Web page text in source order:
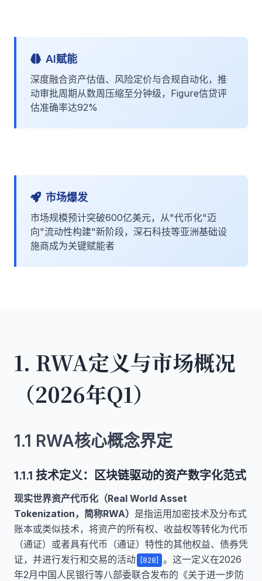
AI赋能
深度融合资产估值、风险定价与合规自动化，推
动审批周期从数周压缩至分钟级，Figure信贷评
估准确率达92%
市场爆发
市场规模预计突破600亿美元，从"代币化"迈
向"流动性构建"新阶段，深石科技等亚洲基础设
施商成为关键赋能者
1. RWA定义与市场概况
（2026年Q1）
1.1 RWA核心概念界定
1.1.1 技术定义：区块链驱动的资产数字化范式
现实世界资产代币化（Real World Asset
Tokenization，简称RWA） 是指运用加密技术及分布式
账本或类似技术，将资产的所有权、收益权等转化为代币
（通证）或者具有代币（通证）特性的其他权益、债券凭
证，并进行发行和交易的活动
[828]
。这一定义在2026
年2月中国人民银行等八部委联合发布的《关于进一步防